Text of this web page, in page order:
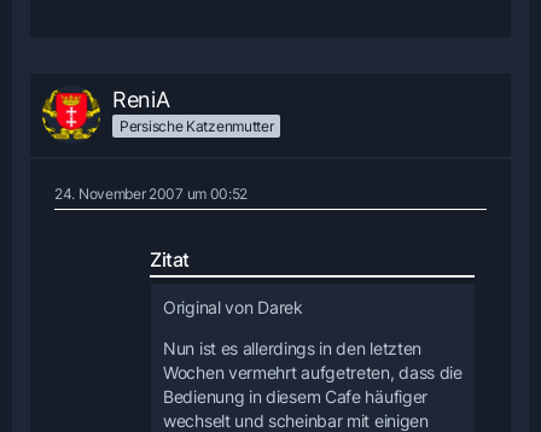
ReniA
Persische Katzenmutter
24. November 2007 um 00:52
Zitat
Original von Darek
Nun ist es allerdings in den letzten
Wochen vermehrt aufgetreten, dass die
Bedienung in diesem Cafe häufiger
wechselt und scheinbar mit einigen